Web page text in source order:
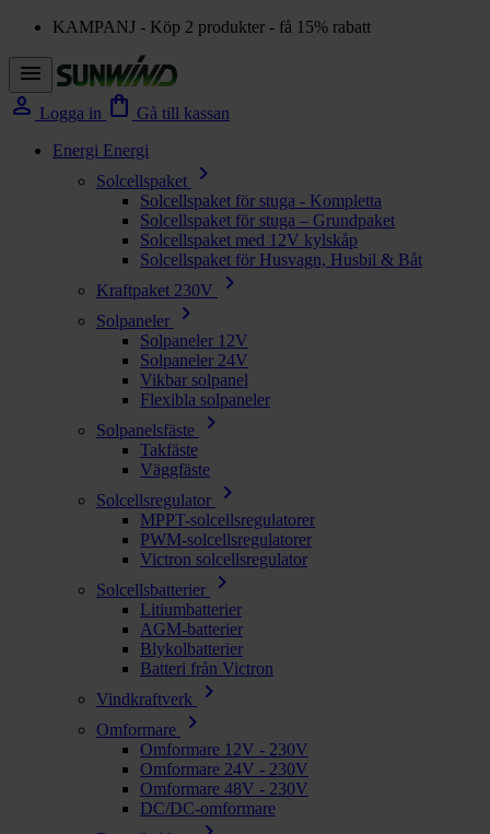
KAMPANJ - Köp 2 produkter - få 15% rabatt
menu
person Logga in shopping_bag Gå till kassan
Energi Energi
Solcellspaket
chevron_right
Solcellspaket för stuga - Kompletta
Solcellspaket för stuga – Grundpaket
Solcellspaket med 12V kylskåp
Solcellspaket för Husvagn, Husbil & Båt
Kraftpaket 230V
chevron_right
Solpaneler chevron_right
Solpaneler 12V
Solpaneler 24V
Vikbar solpanel
Flexibla solpaneler
Solpanelsfäste
chevron_right
Takfäste
Väggfäste
Solcellsregulator
chevron_right
MPPT-solcellsregulatorer
PWM-solcellsregulatorer
Victron solcellsregulator
Solcellsbatterier
chevron_right
Litiumbatterier
AGM-batterier
Blykolbatterier
Batteri från Victron
Vindkraftverk
chevron_right
Omformare chevron_right
Omformare 12V - 230V
Omformare 24V - 230V
Omformare 48V - 230V
DC/DC-omformare